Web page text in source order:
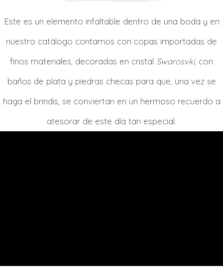
Este es un elemento infaltable dentro de una boda y en
nuestro catálogo contamos con copas importadas de
finos materiales, decoradas en cristal Swarosvki, con
baños de plata y piedras checas para que, una vez se
haga el brindis, se conviertan en un hermoso recuerdo a
atesorar de este día tan especial.